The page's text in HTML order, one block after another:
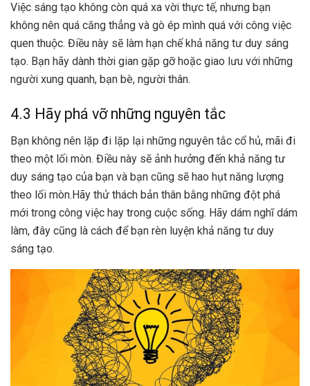
Việc sáng tạo không còn quá xa vời thực tế, nhưng bạn
không nên quá căng thẳng và gò ép mình quá với công việc
quen thuộc. Điều này sẽ làm hạn chế khả năng tư duy sáng
tạo. Bạn hãy dành thời gian gặp gỡ hoặc giao lưu với những
người xung quanh, bạn bè, người thân.
4.3 Hãy phá vỡ những nguyên tắc
Bạn không nên lặp đi lặp lại những nguyên tắc cổ hủ, mãi đi
theo một lối mòn. Điều này sẽ ảnh hưởng đến khả năng tư
duy sáng tạo của bạn và bạn cũng sẽ hao hụt năng lượng
theo lối mòn.Hãy thử thách bản thân bằng những đột phá
mới trong công việc hay trong cuộc sống. Hãy dám nghĩ dám
làm, đây cũng là cách để bạn rèn luyện khả năng tư duy
sáng tạo.